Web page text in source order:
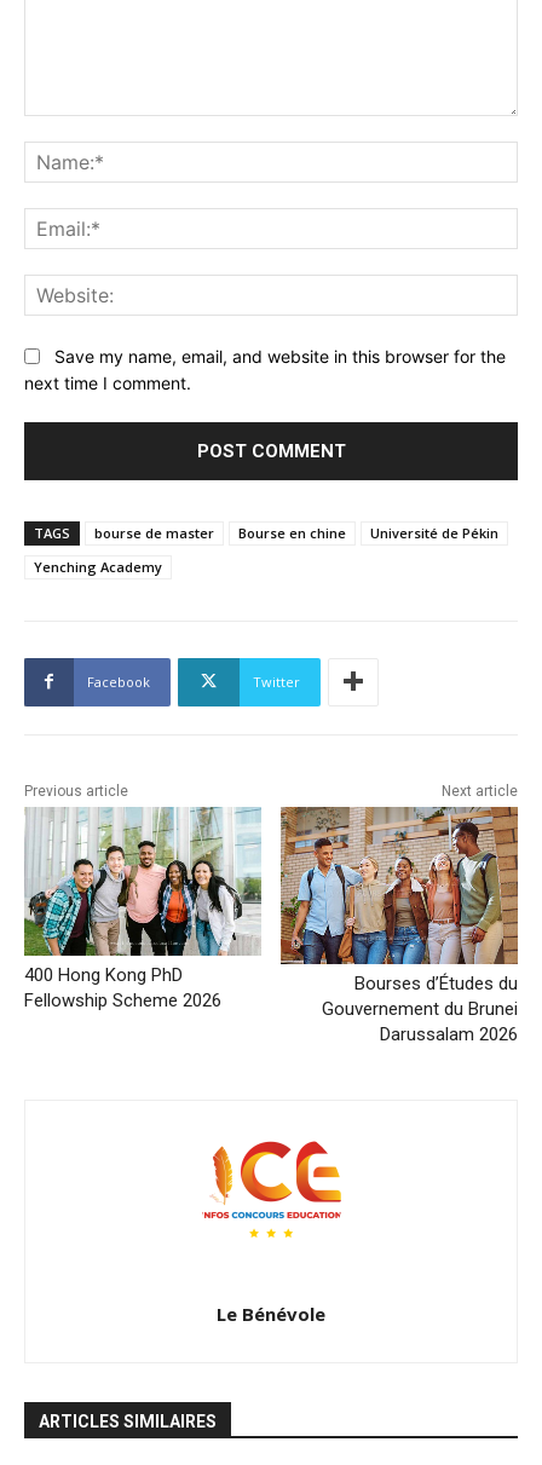
Save my name, email, and website in this browser for the
next time I comment.
TAGS bourse de master Bourse en chine
Université de Pékin
Yenching Academy
Facebook Twitter
Previous article
400 Hong Kong PhD
Fellowship Scheme 2026
Next article
Bourses d’Études du
Gouvernement du Brunei
Darussalam 2026
Le Bénévole
ARTICLES SIMILAIRES